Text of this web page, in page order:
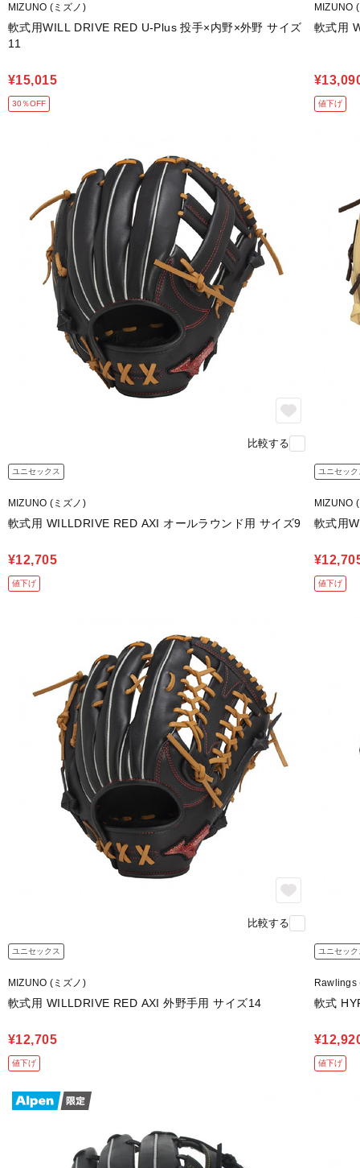
MIZUNO (ミズノ)
軟式用WILL DRIVE RED U-Plus 投手×内野×外野 サイズ
11
¥15,015
30％OFF
MIZUNO
軟式用
値下げ
比較する
ユニセックス
MIZUNO (ミズノ)
軟式用 WILLDRIVE RED AXI オールラウンド用 サイズ9
¥12,705
値下げ
ユニセック
MIZUNO
軟式用
値下げ
比較する
ユニセックス
MIZUNO (ミズノ)
軟式用 WILLDRIVE RED AXI 外野手用 サイズ14
¥12,705
値下げ
ユニセック
Rawlings
軟式
値下げ